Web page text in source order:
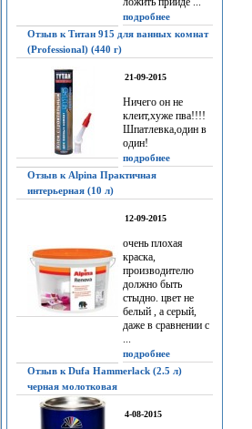
подробнее
Отзыв к Титан 915 для ванных комнат
(Professional) (440 г)
21-09-2015
Ничего он не
клеит,хуже пва!!!!
Шпатлевка,один в
один!
подробнее
Отзыв к Alpina Практичная
интерьерная (10 л)
12-09-2015
очень плохая
краска,
производителю
должно быть
стыдно. цвет не
белый , а серый,
даже в сравнении с
...
подробнее
Отзыв к Dufa Hammerlack (2.5 л)
черная молотковая
4-08-2015